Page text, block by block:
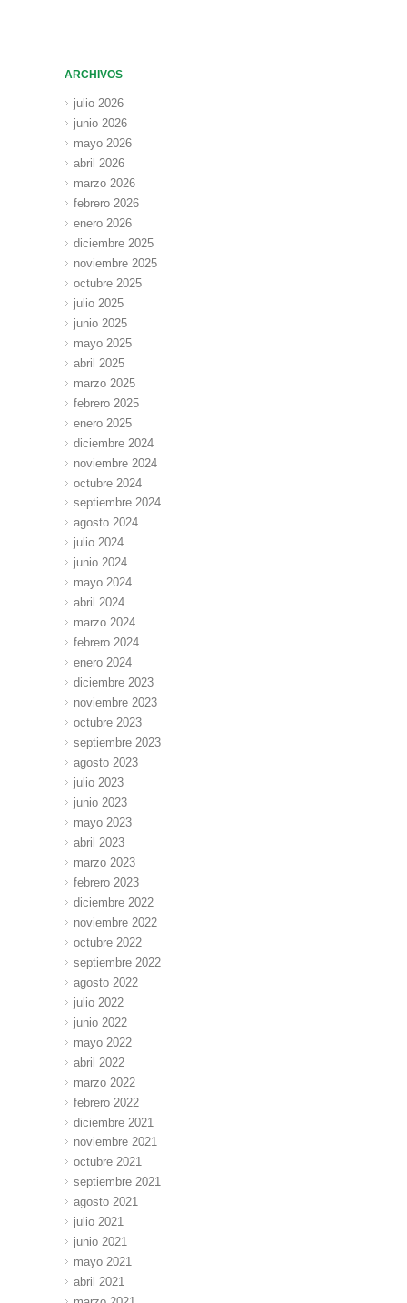
ARCHIVOS
julio 2026
junio 2026
mayo 2026
abril 2026
marzo 2026
febrero 2026
enero 2026
diciembre 2025
noviembre 2025
octubre 2025
julio 2025
junio 2025
mayo 2025
abril 2025
marzo 2025
febrero 2025
enero 2025
diciembre 2024
noviembre 2024
octubre 2024
septiembre 2024
agosto 2024
julio 2024
junio 2024
mayo 2024
abril 2024
marzo 2024
febrero 2024
enero 2024
diciembre 2023
noviembre 2023
octubre 2023
septiembre 2023
agosto 2023
julio 2023
junio 2023
mayo 2023
abril 2023
marzo 2023
febrero 2023
diciembre 2022
noviembre 2022
octubre 2022
septiembre 2022
agosto 2022
julio 2022
junio 2022
mayo 2022
abril 2022
marzo 2022
febrero 2022
diciembre 2021
noviembre 2021
octubre 2021
septiembre 2021
agosto 2021
julio 2021
junio 2021
mayo 2021
abril 2021